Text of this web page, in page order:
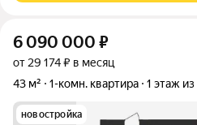
6 090 000 ₽
от 29 174 ₽ в месяц
43 м²
1-комн. квартира 1 этаж из
новостройка